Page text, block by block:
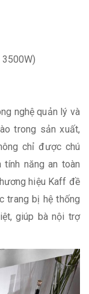
nghệ quản lý và
trong sản xuất,
chỉ được chú
năng an toàn
hiệu Kaff đề
trang bị hệ thống
giúp bà nội trợ